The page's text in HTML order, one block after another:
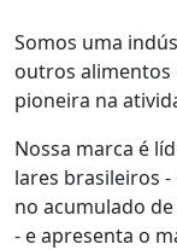
Somos uma
outros alimentos
pioneira na
Nossa marca é
lares brasileiros
no acumulado
- e apresenta o